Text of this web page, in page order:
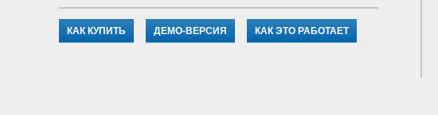
КАК КУПИТЬ ДЕМО-ВЕРСИЯ КАК ЭТО РАБОТАЕТ